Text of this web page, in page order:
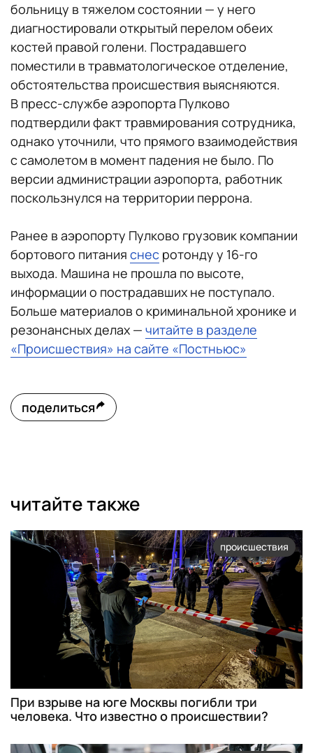
больницу в тяжелом состоянии — у него
диагностировали открытый перелом обеих
костей правой голени. Пострадавшего
поместили в травматологическое отделение,
обстоятельства происшествия выясняются.
В пресс-службе аэропорта Пулково
подтвердили факт травмирования сотрудника,
однако уточнили, что прямого взаимодействия
с самолетом в момент падения не было. По
версии администрации аэропорта, работник
поскользнулся на территории перрона.
Ранее в аэропорту Пулково грузовик компании
бортового питания снес ротонду у 16-го
выхода. Машина не прошла по высоте,
информации о пострадавших не поступало.
Больше материалов о криминальной хронике и
резонансных делах — читайте в разделе
«Происшествия» на сайте «Постньюс»
поделиться
читайте также
происшествия
При взрыве на юге Москвы погибли три
человека. Что известно о происшествии?